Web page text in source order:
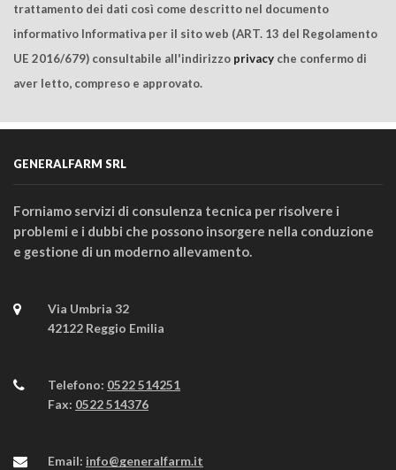
trattamento dei dati così come descritto nel documento
informativo Informativa per il sito web (ART. 13 del Regolamento
UE 2016/679) consultabile all'indirizzo privacy che confermo di
aver letto, compreso e approvato.
GENERALFARM SRL
Forniamo servizi di consulenza tecnica per risolvere i
problemi e i dubbi che possono insorgere nella conduzione
e gestione di un moderno allevamento.
Via Umbria 32
42122 Reggio Emilia
Telefono: 0522 514251
Fax: 0522 514376
Email: info@generalfarm.it